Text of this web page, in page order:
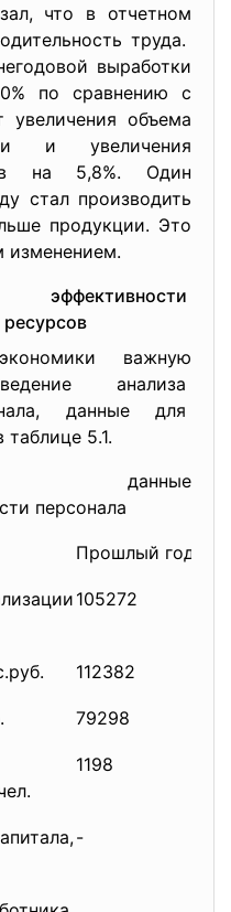
что в отчетном
труда.
выработки
по сравнению с
объема
и увеличения
на 5,8%. Один
стал производить
продукции. Это
изменением.
ресурсов
важную
анализа
данные для
5.1.
данные
персонала
Прошлый год
105272
112382
79298
1198
-